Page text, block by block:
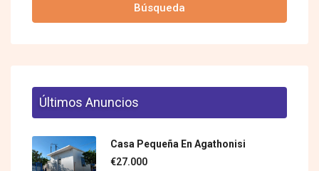
Búsqueda
Últimos Anuncios
Casa Pequeña En Agathonisi
€27.000